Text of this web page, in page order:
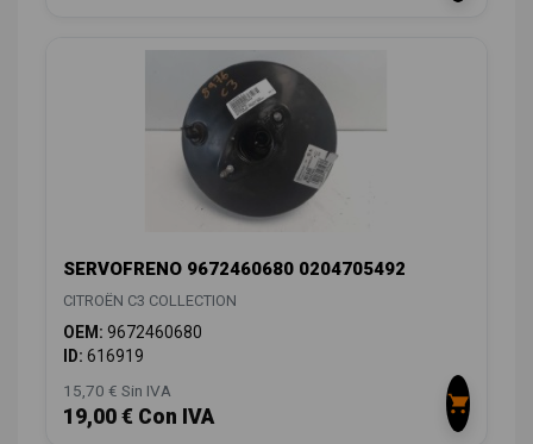
SERVOFRENO 9672460680 0204705492
CITROËN C3 COLLECTION
OEM: 9672460680
ID: 616919
15,70 € Sin IVA
19,00 € Con IVA